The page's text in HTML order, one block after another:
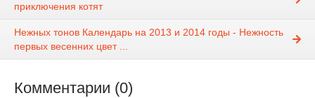
приключения котят
Нежных тонов Календарь на 2013 и 2014 годы - Нежность
первых весенних цвет ...
Комментарии (0)